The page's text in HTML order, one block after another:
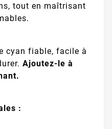
tout en maîtrisant
cyan fiable, facile à
Ajoutez-le à
: